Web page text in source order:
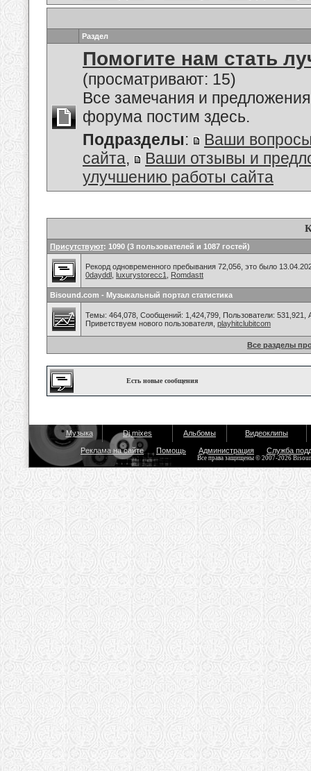
Раздел
Помогите нам стать
(просматривают: 15)
Все замечания и
форума постим здесь.
Подразделы:
Ваши
сайта,
Ваши отзывы и
улучшению работы сайта
Присутствуют: 1090 (3 пользователей и 1087 гостей)
Рекорд одновременного пребывания 72,056, это было
0dayddl luxurystorecc1 Romdastt
Bisound.com - Музыкальный портал статистика
Темы: 464,078, Сообщений: 1,424,799, Пользователи: 531,921,
Приветствуем нового пользователя, playhitclubitcom
Все разделы
Есть новые сообщения
Музыка Dj mixes Альбомы Видеоклипы
Реклама на сайте Помощь Администрация Служба
Все права защищены © 2007-2026